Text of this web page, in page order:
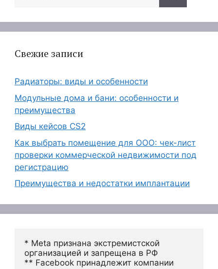
Свежие записи
Радиаторы: виды и особенности
Модульные дома и бани: особенности и
преимущества
Виды кейсов CS2
Как выбрать помещение для ООО: чек-лист
проверки коммерческой недвижимости под
регистрацию
Преимущества и недостатки имплантации
* Meta признана экстремистской
организацией и запрещена в РФ
** Facebook принадлежит компании